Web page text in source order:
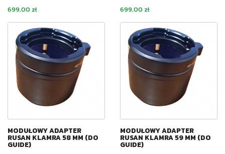
Cena
699,00 zł Cena
699,00 zł
MODUŁOWY ADAPTER
RUSAN KLAMRA 58 MM (DO
GUIDE)
MODUŁOWY ADAPTER
RUSAN KLAMRA 59 MM (DO
GUIDE)